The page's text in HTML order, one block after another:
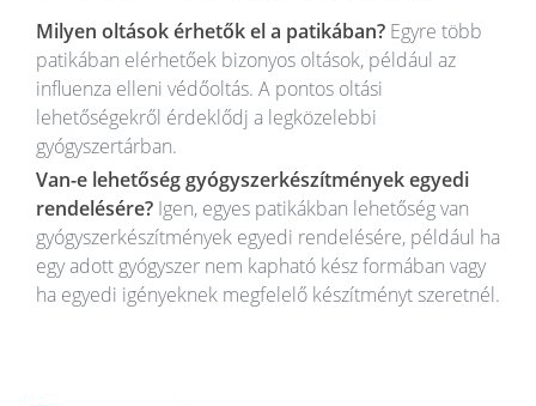
Milyen oltások érhetők el a patikában? Egyre több
patikában elérhetőek bizonyos oltások, például az
influenza elleni védőoltás. A pontos oltási
lehetőségekről érdeklődj a legközelebbi
gyógyszertárban.
Van-e lehetőség gyógyszerkészítmények egyedi
rendelésére? Igen, egyes patikákban lehetőség van
gyógyszerkészítmények egyedi rendelésére, például ha
egy adott gyógyszer nem kapható kész formában vagy
ha egyedi igényeknek megfelelő készítményt szeretnél.